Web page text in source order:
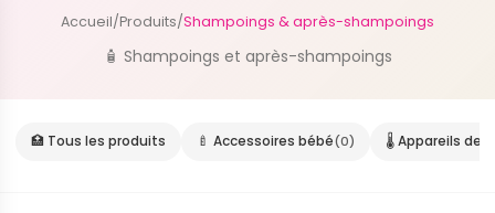
Accueil/Produits/Shampoings & après-shampoings
🧴 Shampoings et après-shampoings
🏥 Tous les produits 🍼 Accessoires bébé(0) 🌡️ Appareils de